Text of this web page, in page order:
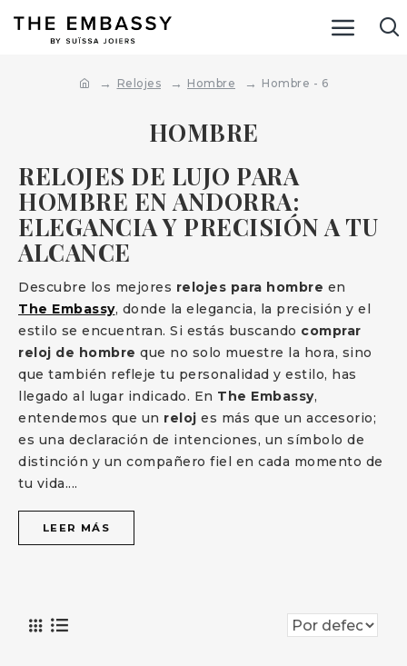
Relojes Hombre Hombre - 6
HOMBRE
RELOJES DE LUJO PARA
HOMBRE EN ANDORRA:
ELEGANCIA Y PRECISIÓN A TU
ALCANCE
Descubre los mejores relojes para hombre en
The Embassy, donde la elegancia, la precisión y el
estilo se encuentran. Si estás buscando comprar
reloj de hombre que no solo muestre la hora, sino
que también refleje tu personalidad y estilo, has
llegado al lugar indicado. En The Embassy,
entendemos que un reloj es más que un accesorio;
es una declaración de intenciones, un símbolo de
distinción y un compañero fiel en cada momento de
tu vida....
LEER MÁS